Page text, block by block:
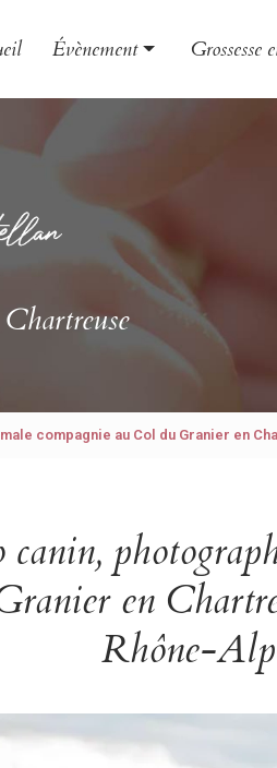
Évènement
Mariage
Grossesse
compagnie au Col du Granier en
canin,
en
Rhône-